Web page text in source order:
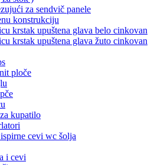
za sendvič panele
konstrukciju
krstak upuštena glava belo cinkovan
krstak upuštena glava žuto cinkovan
ploče
kupatilo
cevi wc šolja
i cevi